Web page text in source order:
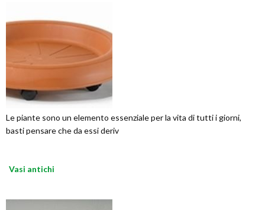
Le piante sono un elemento essenziale per la vita di tutti i giorni,
basti pensare che da essi deriv
Vasi antichi